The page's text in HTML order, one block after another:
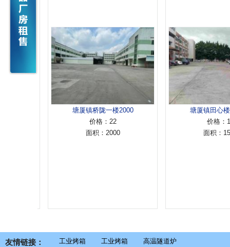
塘厦镇桥陇一楼2000
价格：22
面积：2000
塘厦镇田心楼上
价格：15
面积：1500
友情链接： 工业烤箱 工业烤箱 高温隧道炉